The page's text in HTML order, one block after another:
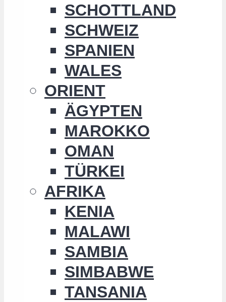
SCHOTTLAND
SCHWEIZ
SPANIEN
WALES
ORIENT
ÄGYPTEN
MAROKKO
OMAN
TÜRKEI
AFRIKA
KENIA
MALAWI
SAMBIA
SIMBABWE
TANSANIA